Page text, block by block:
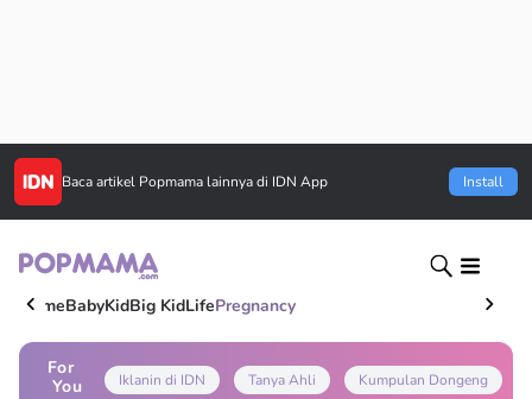
Baca artikel Popmama lainnya di IDN App Install
HomeBabyKidBig KidLifePregnancy
For
You
Iklanin di IDN Tanya Ahli Kumpulan Dongeng